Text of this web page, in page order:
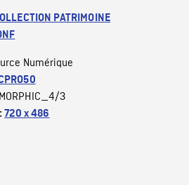
PATRIMOINE
Numérique
3
720 x 486